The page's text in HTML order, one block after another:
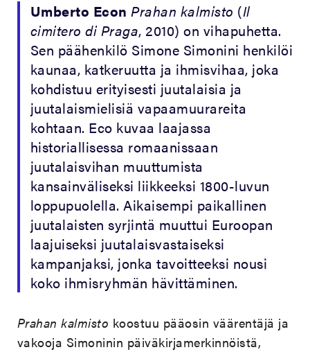
Umberto Econ Prahan kalmisto (Il
cimitero di Praga, 2010) on vihapuhetta.
Sen päähenkilö Simone Simonini henkilöi
kaunaa, katkeruutta ja ihmisvihaa, joka
kohdistuu erityisesti juutalaisia ja
juutalaismielisiä vapaamuurareita
kohtaan. Eco kuvaa laajassa
historiallisessa romaanissaan
juutalaisvihan muuttumista
kansainväliseksi liikkeeksi 1800-luvun
loppupuolella. Aikaisempi paikallinen
juutalaisten syrjintä muuttui Euroopan
laajuiseksi juutalaisvastaiseksi
kampanjaksi, jonka tavoitteeksi nousi
koko ihmisryhmän hävittäminen.
Prahan kalmisto koostuu pääosin väärentäjä ja
vakooja Simoninin päiväkirjamerkinnöistä,